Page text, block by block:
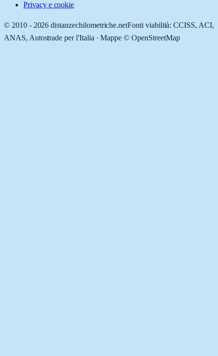
Privacy e cookie
© 2010 - 2026 distanzechilometriche.netFonti viabilità: CCISS, ACI,
ANAS, Autostrade per l'Italia · Mappe © OpenStreetMap